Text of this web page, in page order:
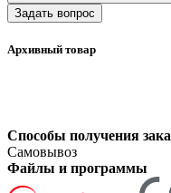
Задать вопрос
Архивный товар
Способы получения
Самовывоз
Файлы и программы